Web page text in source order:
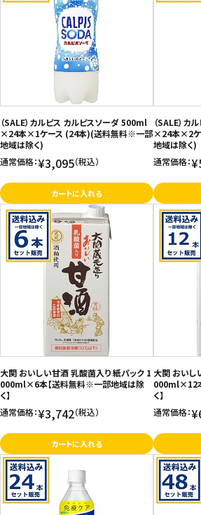
（SALE）カルピス カルピスソーダ 500ml
×24本×1ケース (24本)(送料無料※一部
地域は除く)
通常価格：¥3,095（税込）
カートに入れる
（SALE）カ
×24本×2ケ
地域は除く)
通常価格：
大関 おいしい甘酒 乳酸菌入り 紙パック 1
000ml×6本【送料無料※一部地域は除
く】
通常価格：¥3,742（税込）
カートに入れる
大関 おいし
000ml×12
く】
通常価格：